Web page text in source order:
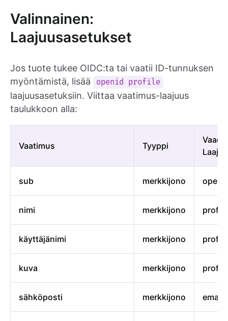
Valinnainen:
Laajuusasetukset
Jos tuote tukee OIDC:ta tai vaatii ID-tunnuksen
myöntämistä, lisää
openid profile
laajuusasetuksiin. Viittaa vaatimus-laajuus
taulukkoon alla:
Vaatimus Tyyppi
sub merkkijono
nimi merkkijono profile
käyttäjänimi merkkijono profile
kuva merkkijono profile
sähköposti merkkijono email